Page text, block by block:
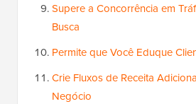
Supere a Concorrência em
Busca
Permite que Você Eduque
Crie Fluxos de Receita
Negócio